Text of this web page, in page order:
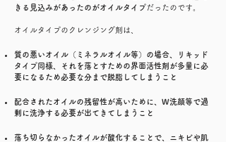
きる見込みがあったのがオイルタイプだったのです。
オイルタイプのクレンジング剤は、
質の悪いオイル（ミネラルオイル等）の場合、リキッド
タイプ同様、それを落とすための界面活性剤が多量に必
要になるため必要な分まで脱脂してしまうこと
配合されたオイルの残留性が高いために、W洗顔等で過
剰に洗浄する必要が出てきてしまうこと
落ち切らなかったオイルが酸化することで、ニキビや肌